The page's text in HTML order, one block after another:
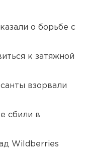
о борьбе с
к затяжной
взорвали
сбили в
Wildberries